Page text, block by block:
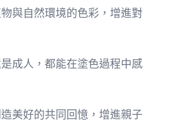
與自然環境的色彩，增進對
成人，都能在塗色過程中感
美好的共同回憶，增進親子